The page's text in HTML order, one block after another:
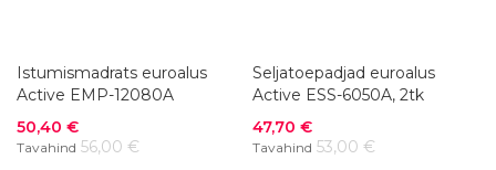
Istumismadrats euroalus
Active EMP-12080A
Soodushind
50,40 €
Tavahind 56,00 €
Seljatoepadjad euroalus
Active ESS-6050A, 2tk
Soodushind
47,70 €
Tavahind 53,00 €